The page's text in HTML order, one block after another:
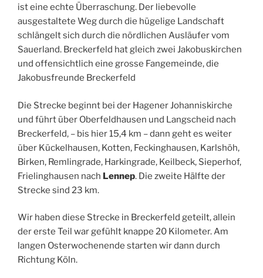
ist eine echte Überraschung. Der liebevolle
ausgestaltete Weg durch die hügelige Landschaft
schlängelt sich durch die nördlichen Ausläufer vom
Sauerland. Breckerfeld hat gleich zwei Jakobuskirchen
und offensichtlich eine grosse Fangemeinde, die
Jakobusfreunde Breckerfeld
Die Strecke beginnt bei der Hagener Johanniskirche
und führt über Oberfeldhausen und Langscheid nach
Breckerfeld, – bis hier 15,4 km – dann geht es weiter
über Kückelhausen, Kotten, Feckinghausen, Karlshöh,
Birken, Remlingrade, Harkingrade, Keilbeck, Sieperhof,
Frielinghausen nach Lennep. Die zweite Hälfte der
Strecke sind 23 km.
Wir haben diese Strecke in Breckerfeld geteilt, allein
der erste Teil war gefühlt knappe 20 Kilometer. Am
langen Osterwochenende starten wir dann durch
Richtung Köln.